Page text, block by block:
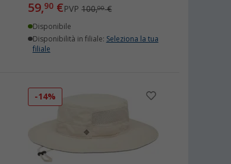
59,90 €PVP100,00€
Disponibile
Disponibilità in filiale: Seleziona la tua
filiale
-14%